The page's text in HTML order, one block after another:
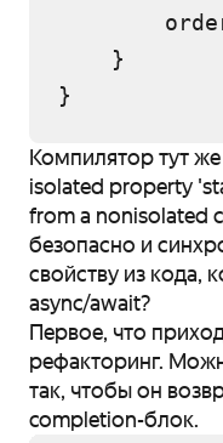
    }
Компилятор тут
isolated property
from a nonisolated
безопасно и
свойству из кода,
async/await?
Первое, что
рефакторинг.
так, чтобы он
completion-блок.